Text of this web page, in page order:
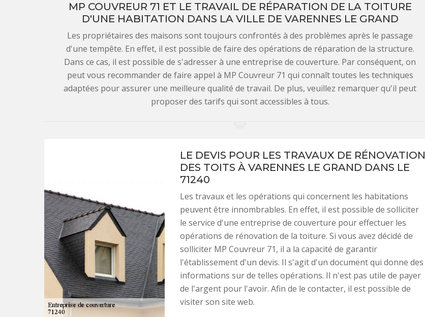
MP COUVREUR 71 ET LE TRAVAIL DE RÉPARATION DE LA TOITURE
D'UNE HABITATION DANS LA VILLE DE VARENNES LE GRAND
Les propriétaires des maisons sont toujours confrontés à des problèmes après le passage
d'une tempête. En effet, il est possible de faire des opérations de réparation de la structure.
Dans ce cas, il est possible de s'adresser à une entreprise de couverture. Par conséquent, on
peut vous recommander de faire appel à MP Couvreur 71 qui connaît toutes les techniques
adaptées pour assurer une meilleure qualité de travail. De plus, veuillez remarquer qu'il peut
proposer des tarifs qui sont accessibles à tous.
LE DEVIS POUR LES TRAVAUX DE RÉNOVATION
DES TOITS À VARENNES LE GRAND DANS LE
71240
Les travaux et les opérations qui concernent les habitations
peuvent être innombrables. En effet, il est possible de solliciter
le service d'une entreprise de couverture pour effectuer les
opérations de rénovation de la toiture. Si vous avez décidé de
solliciter MP Couvreur 71, il a la capacité de garantir
l'établissement d'un devis. Il s'agit d'un document qui donne des
informations sur de telles opérations. Il n'est pas utile de payer
de l'argent pour l'avoir. Afin de le contacter, il est possible de
visiter son site web.